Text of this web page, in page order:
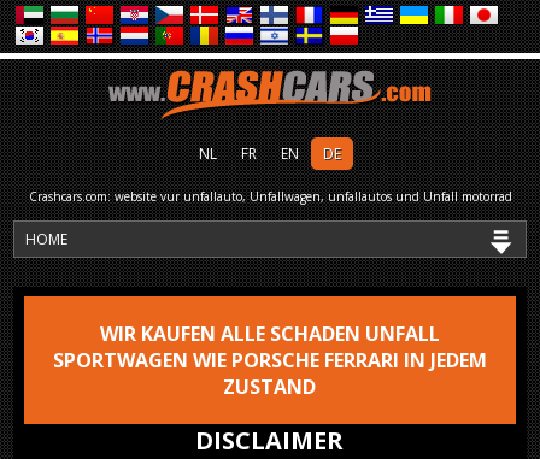
NL FR EN DE
Crashcars.com: website vur unfallauto, Unfallwagen, unfallautos und Unfall motorrad
DISCLAIMER
WIR KAUFEN ALLE SCHADEN UNFALL
SPORTWAGEN WIE PORSCHE FERRARI IN JEDEM
ZUSTAND